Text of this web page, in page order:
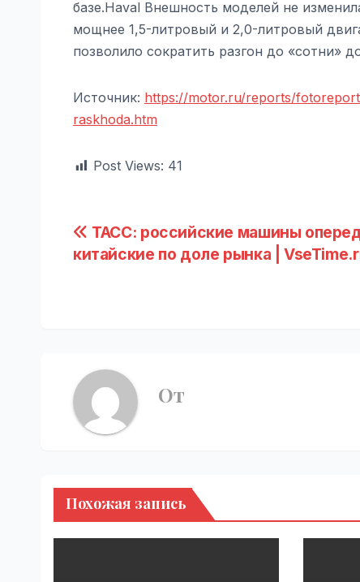
базе.Haval Внешность моделей не
мощнее 1,5-литровый и 2,0-литровый
позволило сократить разгон до «сотни»
Источник: https://motor.ru/reports/
raskhoda.htm
Post Views: 41
Навигация
по
ТАСС: российские машины
китайские по доле рынка |
От
Похожая запись